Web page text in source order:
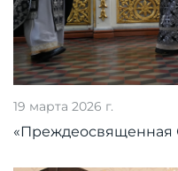
19 марта 2026 г.
«Преждеосвященная